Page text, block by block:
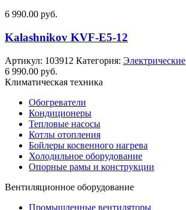
6 990.00 руб.
Kalashnikov KVF-E5-12
Артикул: 103912 Категория: Электрические
6 990.00 руб.
Климатическая техника
Обогреватели
Кондиционеры
Тепловые насосы
Котлы отопления
Бойлеры косвенного нагрева
Холодильное оборудование
Опорные рамы и конструкции
Вентиляционное оборудование
Промышленные вентиляторы